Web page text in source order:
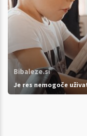
Bibaleze.si
Je res nemogoče